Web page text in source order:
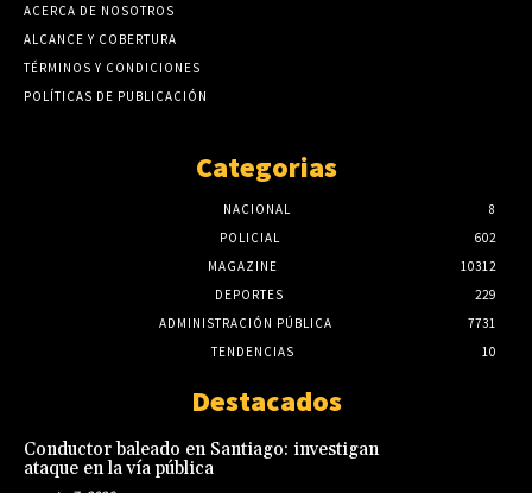
ACERCA DE NOSOTROS
ALCANCE Y COBERTURA
TÉRMINOS Y CONDICIONES
POLÍTICAS DE PUBLICACIÓN
Categorias
NACIONAL
8
POLICIAL
602
MAGAZINE
10312
DEPORTES
229
ADMINISTRACIÓN PÚBLICA
7731
TENDENCIAS
10
Destacados
Conductor baleado en Santiago: investigan
ataque en la vía pública